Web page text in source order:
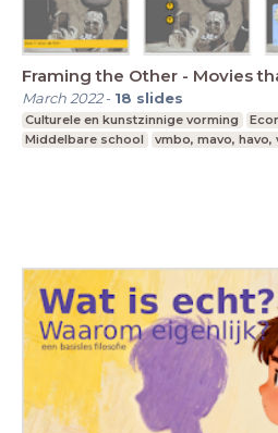
Framing the Other - Movies
March 2022- 18 slides
Culturele en kunstzinnige vorming
Middelbare school
vmbo, mavo, havo,